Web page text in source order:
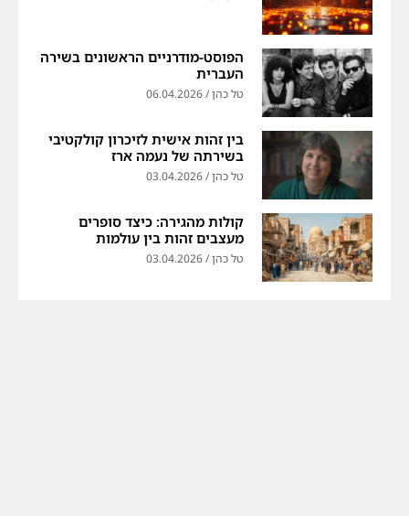
הפוסט-מודרניים הראשונים בשירה
העברית
טל כהן 06.04.2026
בין זהות אישית לזיכרון קולקטיבי
בשירתה של נעמה ארז
טל כהן 03.04.2026
קולות מהגירה: כיצד סופרים
מעצבים זהות בין עולמות
טל כהן 03.04.2026